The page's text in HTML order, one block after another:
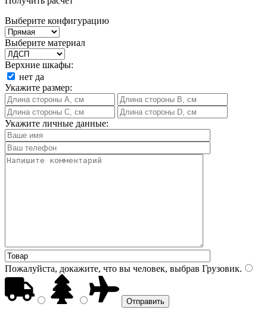
Выберите конфигурацию
Выберите материал
Верхние шкафы:
нет да
Укажите размер:
Укажите личные данные:
Пожалуйста, докажите, что вы человек, выбрав Грузовик.